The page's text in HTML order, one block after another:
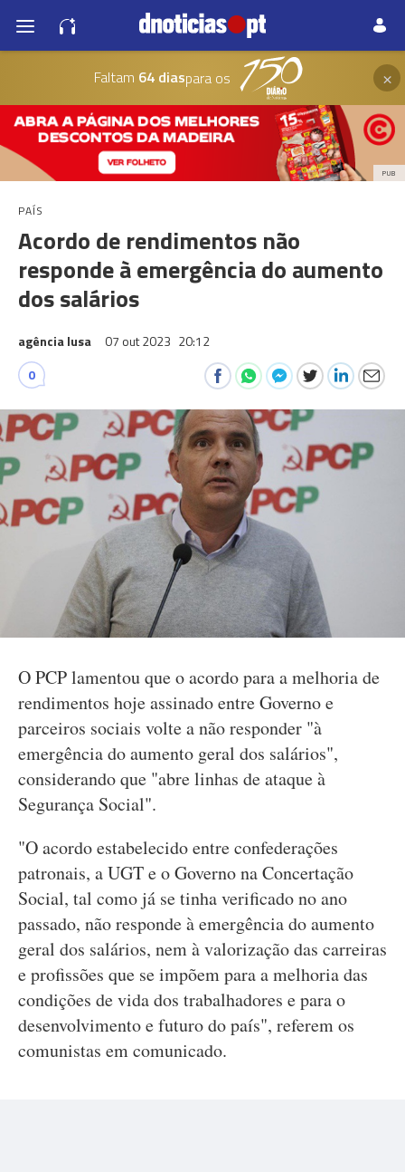
Faltam 64 diaspara os ×
PUB
PAÍS
Acordo de rendimentos não
responde à emergência do aumento
dos salários
agência lusa 07 out 2023 20:12
0
O PCP lamentou que o acordo para a melhoria de
rendimentos hoje assinado entre Governo e
parceiros sociais volte a não responder "à
emergência do aumento geral dos salários",
considerando que "abre linhas de ataque à
Segurança Social".
"O acordo estabelecido entre confederações
patronais, a UGT e o Governo na Concertação
Social, tal como já se tinha verificado no ano
passado, não responde à emergência do aumento
geral dos salários, nem à valorização das carreiras
e profissões que se impõem para a melhoria das
condições de vida dos trabalhadores e para o
desenvolvimento e futuro do país", referem os
comunistas em comunicado.